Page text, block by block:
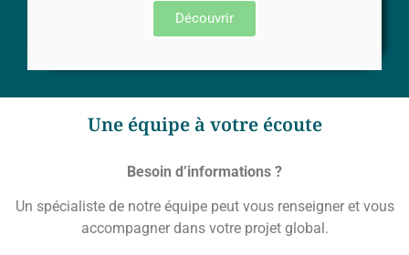
Découvrir
Une équipe à votre écoute
Besoin d’informations ?
Un spécialiste de notre équipe peut vous renseigner et vous
accompagner dans votre projet global.